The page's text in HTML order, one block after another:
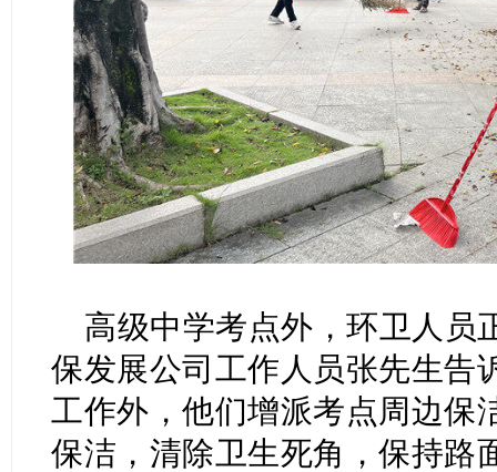
高级中学考点外，环卫人员
保发展公司工作人员张先生告
工作外，他们增派考点周边保
保洁，清除卫生死角，保持路